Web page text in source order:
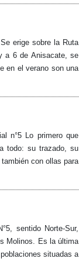
erige sobre la Ruta
a 6 de Anisacate, se
en el verano son una
n°5 Lo primero que
todo: su trazado, su
con ollas para
sentido Norte-Sur,
Molinos. Es la última
situadas a